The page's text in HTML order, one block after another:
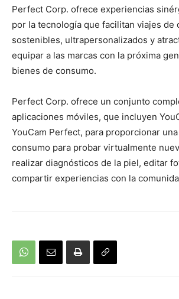
Perfect Corp. ofrece experiencias
por la tecnología que facilitan viajes de
sostenibles, ultrapersonalizados y
equipar a las marcas con la próxima
bienes de consumo.
Perfect Corp. ofrece un conjunto
aplicaciones móviles, que incluyen
YouCam Perfect, para proporcionar
consumo para probar virtualmente
realizar diagnósticos de la piel, editar
compartir experiencias con la